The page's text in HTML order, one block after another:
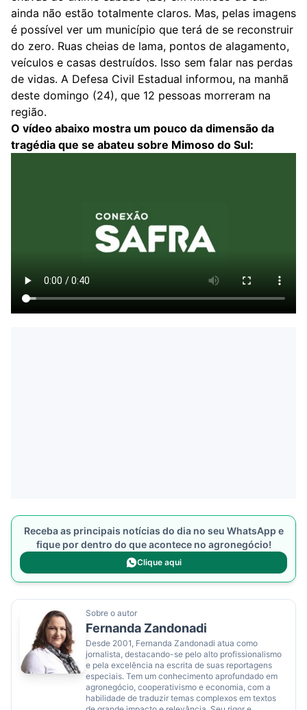
ainda não estão totalmente claros. Mas, pelas imagens
é possível ver um município que terá de se reconstruir
do zero. Ruas cheias de lama, pontos de alagamento,
veículos e casas destruídos. Isso sem falar nas perdas
de vidas. A Defesa Civil Estadual informou, na manhã
deste domingo (24), que 12 pessoas morreram na
região.
O vídeo abaixo mostra um pouco da dimensão da
tragédia que se abateu sobre Mimoso do Sul:
Receba as principais notícias do dia no seu WhatsApp e
fique por dentro do que acontece no agronegócio!
Clique aqui
Sobre o autor
Fernanda Zandonadi
Desde 2001, Fernanda Zandonadi atua como
jornalista, destacando-se pelo alto profissionalismo
e pela excelência na escrita de suas reportagens
especiais. Tem um conhecimento aprofundado em
agronegócio, cooperativismo e economia, com a
habilidade de traduzir temas complexos em textos